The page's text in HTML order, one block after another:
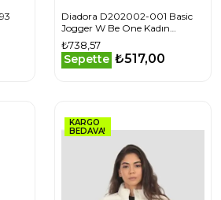
Diadora D202002-001 Basic
Jogger W Be One Kadın
Eşofman Altı
₺738,57
Sepette ₺517,00
KARGO
BEDAVA!